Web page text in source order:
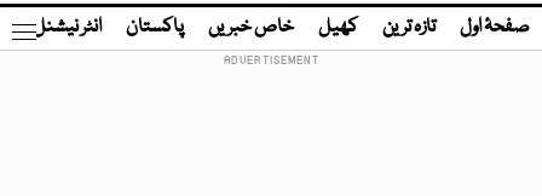
صفحۂ اول تازہ ترین کھیل خاص خبریں پاکستان انٹر نیشنل